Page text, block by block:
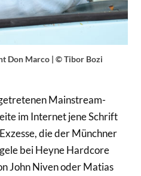
Don Marco | © Tibor Bozi
Mainstream-
im Internet jene Schrift
die der Münchner
bei Heyne Hardcore
John Niven oder Matias